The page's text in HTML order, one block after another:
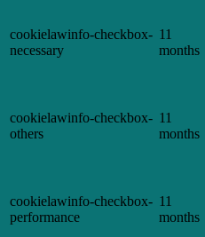
cookielawinfo-checkbox-
necessary
11
months
cookielawinfo-checkbox-
others
11
months
cookielawinfo-checkbox-
performance
11
months